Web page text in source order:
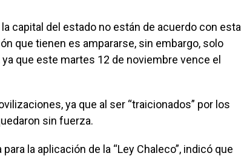
capital del estado no están de acuerdo con esta
que tienen es ampararse, sin embargo, solo
que este martes 12 de noviembre vence el
ya que al ser “traicionados” por los
sin fuerza.
la aplicación de la “Ley Chaleco”, indicó que